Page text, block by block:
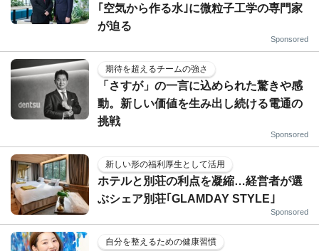
｢空気から作る水｣に微粒子工学の専門家
が迫る
Sponsored
期待を超えるチームの強さ
「さすが」の一言に込められた驚きや感
動。新しい価値を生み出し続ける電通の
挑戦
Sponsored
新しい形の福利厚生として活用
ホテルと別荘の利点を凝縮…経営者が選
ぶシェア別荘｢GLAMDAY STYLE｣
Sponsored
自分を整えるための健康習慣